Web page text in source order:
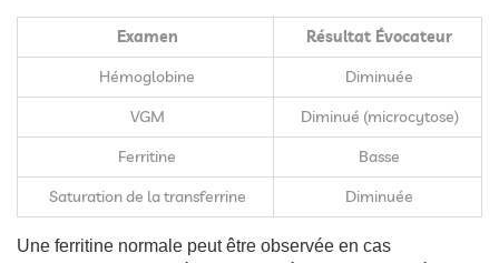
Examen
Résultat Évocateur
Hémoglobine
Diminuée
VGM
Diminué (microcytose)
Ferritine
Basse
Saturation de la transferrine
Diminuée
Une ferritine normale peut être observée en cas